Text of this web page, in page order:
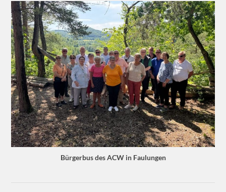
Bürgerbus des ACW in Faulungen